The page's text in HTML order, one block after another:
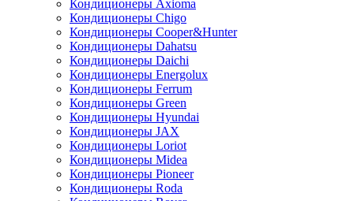
Кондиционеры Axioma
Кондиционеры Chigo
Кондиционеры Cooper&Hunter
Кондиционеры Dahatsu
Кондиционеры Daichi
Кондиционеры Energolux
Кондиционеры Ferrum
Кондиционеры Green
Кондиционеры Hyundai
Кондиционеры JAX
Кондиционеры Loriot
Кондиционеры Midea
Кондиционеры Pioneer
Кондиционеры Roda